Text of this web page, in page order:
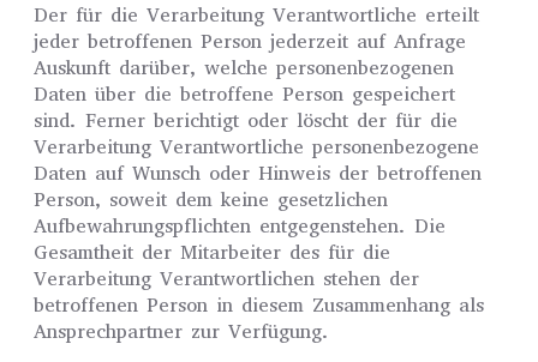
Der für die Verarbeitung Verantwortliche erteilt
jeder betroffenen Person jederzeit auf Anfrage
Auskunft darüber, welche personenbezogenen
Daten über die betroffene Person gespeichert
sind. Ferner berichtigt oder löscht der für die
Verarbeitung Verantwortliche personenbezogene
Daten auf Wunsch oder Hinweis der betroffenen
Person, soweit dem keine gesetzlichen
Aufbewahrungspflichten entgegenstehen. Die
Gesamtheit der Mitarbeiter des für die
Verarbeitung Verantwortlichen stehen der
betroffenen Person in diesem Zusammenhang als
Ansprechpartner zur Verfügung.